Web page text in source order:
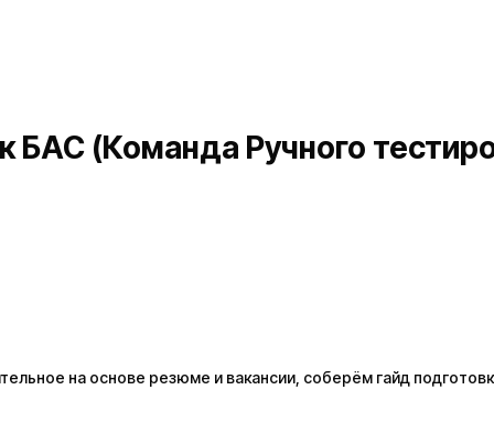
(Команда Ручного
на основе резюме и вакансии, соберём гайд